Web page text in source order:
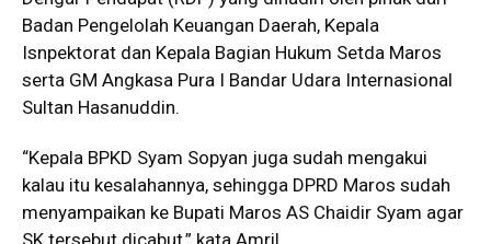
Badan Pengelolah Keuangan Daerah, Kepala
Isnpektorat dan Kepala Bagian Hukum Setda Maros
serta GM Angkasa Pura I Bandar Udara Internasional
Sultan Hasanuddin.
“Kepala BPKD Syam Sopyan juga sudah mengakui
kalau itu kesalahannya, sehingga DPRD Maros sudah
menyampaikan ke Bupati Maros AS Chaidir Syam agar
SK tersebut dicabut,” kata Amril.